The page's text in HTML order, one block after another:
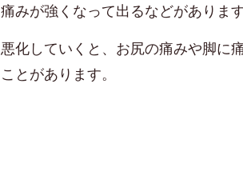
痛みが強くなって出るなどがあります
悪化していくと、お尻の痛みや脚に
ことがあります。